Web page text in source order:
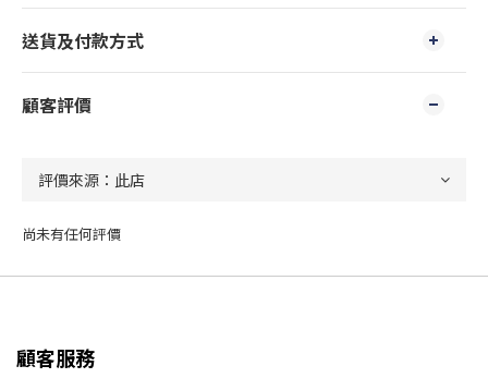
送貨及付款方式
顧客評價
尚未有任何評價
顧客服務